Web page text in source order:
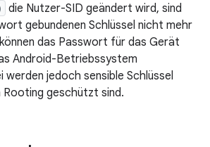
die Nutzer-SID geändert wird, sind
gebundenen Schlüssel nicht mehr
das Passwort für das Gerät
Android-Betriebssystem
werden jedoch sensible Schlüssel
geschützt sind.